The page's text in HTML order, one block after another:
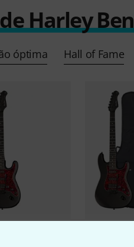
Harley
óptima Hall of Fame